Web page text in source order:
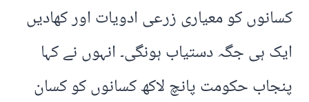
کسانوں کو معیاری زرعی ادویات اور کھادیں
ایک ہی جگہ دستیاب ہونگی۔ انہوں نے کہا
پنجاب حکومت پانچ لاکھ کسانوں کو کسان